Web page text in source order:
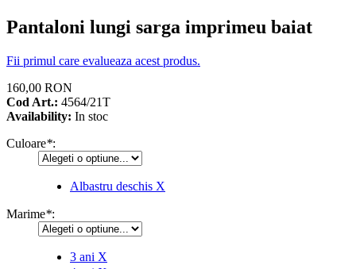
Pantaloni lungi sarga imprimeu baiat
Fii primul care evalueaza acest produs.
160,00 RON
Cod Art.: 4564/21T
Availability: In stoc
Culoare*:
Albastru deschis X
Marime*:
3 ani X